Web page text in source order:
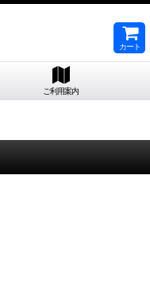
カート
ご利用案内